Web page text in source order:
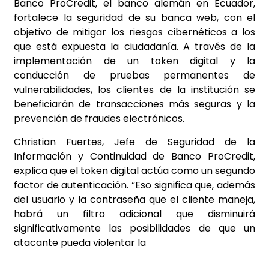
Banco ProCredit, el banco alemán en Ecuador,
fortalece la seguridad de su banca web, con el
objetivo de mitigar los riesgos cibernéticos a los
que está expuesta la ciudadanía. A través de la
implementación de un token digital y la
conducción de pruebas permanentes de
vulnerabilidades, los clientes de la institución se
beneficiarán de transacciones más seguras y la
prevención de fraudes electrónicos.
Christian Fuertes, Jefe de Seguridad de la
Información y Continuidad de Banco ProCredit,
explica que el token digital actúa como un segundo
factor de autenticación. “Eso significa que, además
del usuario y la contraseña que el cliente maneja,
habrá un filtro adicional que disminuirá
significativamente las posibilidades de que un
atacante pueda violentar la